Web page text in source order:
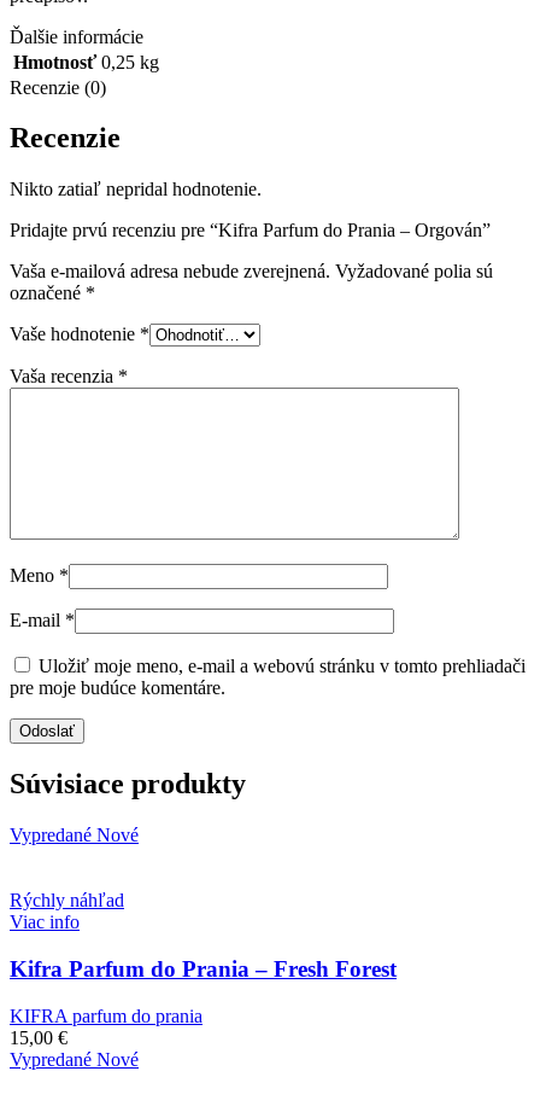
Ďalšie informácie
Hmotnosť 0,25 kg
Recenzie (0)
Recenzie
Nikto zatiaľ nepridal hodnotenie.
Pridajte prvú recenziu pre “Kifra Parfum do Prania – Orgován”
Vaša e-mailová adresa nebude zverejnená. Vyžadované polia sú
označené *
Vaše hodnotenie *
Vaša recenzia *
Meno *
E-mail *
Uložiť moje meno, e-mail a webovú stránku v tomto prehliadači
pre moje budúce komentáre.
Súvisiace produkty
Vypredané Nové
Rýchly náhľad
Viac info
Kifra Parfum do Prania – Fresh Forest
KIFRA parfum do prania
15,00 €
Vypredané Nové